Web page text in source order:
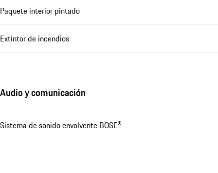
Paquete interior pintado
Extintor de incendios
Audio y comunicación
Sistema de sonido envolvente BOSE®